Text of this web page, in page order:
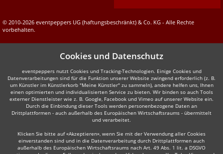
© 2010-2026 eventpeppers UG (haftungsbeschränkt) & Co. KG - Alle Rechte
vorbehalten.
Cookies und Datenschutz
eventpeppers nutzt Cookies und Tracking-Technologien. Einige Cookies und
Datenverarbeitungen sind für die Funktion unserer Website zwingend erforderlich (z. B.
um Künstler im Künstlerkorb "Meine Künstler" zu sammeln), andere helfen uns, Ihnen
einen optimierten und individualisierten Service zu bieten. Wir binden so auch Tools
externer Dienstleister wie z. B. Google, Facebook und Vimeo auf unserer Website ein.
Durch die Einbindung dieser Tools werden personenbezogene Daten an
Drittplattformen - auch außerhalb des Europäischen Wirtschaftsraums - übermittelt
und verarbeitet.
Klicken Sie bitte auf «Akzeptieren», wenn Sie mit der Verwendung aller Cookies
einverstanden sind und in die Datenverarbeitung durch Drittplattformen auch
außerhalb des Europäischen Wirtschaftsraums nach Art. 49 Abs. 1 lit. a DSGVO